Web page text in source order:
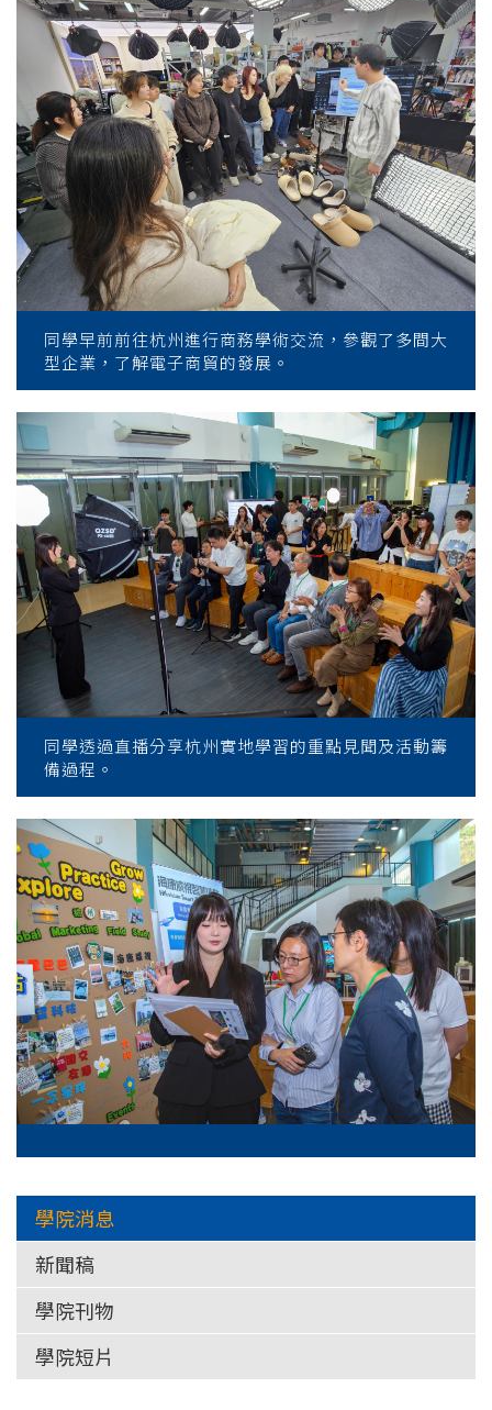
同學早前前往杭州進行商務學術交流，參觀了多間大
型企業，了解電子商貿的發展。
同學透過直播分享杭州實地學習的重點見聞及活動籌
備過程。
學院消息
新聞稿
學院刊物
學院短片